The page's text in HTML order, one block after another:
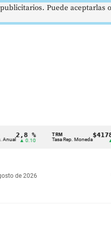
TRM
Tasa Rep. Moneda
$4178,23
▲ 0.42
de 2026
Puede aceptarlas